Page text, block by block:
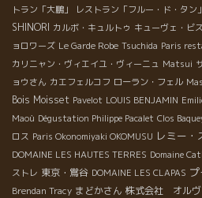
トラン「大鵬」
レストラン「フルー・ド・タン」
SHINORI カルボ・キュルトゥ キューヴェ・ビ
ョロワーズ Le Garde Robe Tsuchida Paris
カリニャン・ヴィエイユ・ヴィーニュ Matsui
ョウさん カエフェルコフ ローラン・フェル
Bois Moisset Pavelot LOUIS BENJAMIN
Maoù Dégustation Philippe Pacalet Clos
ロス Paris Okonomiyaki OKOMUSU レミー・
DOMAINE LES HAUTES TERRES Domaine
ストレ 東京・鴬谷 DOMAINE LES CLAPAS
Brendan Tracy まどかさん 株式会社 オルヴ